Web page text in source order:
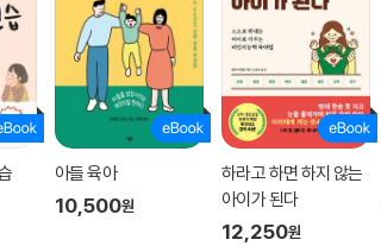
아들 육아
10,500원
하라고 하면 하지 않는
아이가 된다
12,250원